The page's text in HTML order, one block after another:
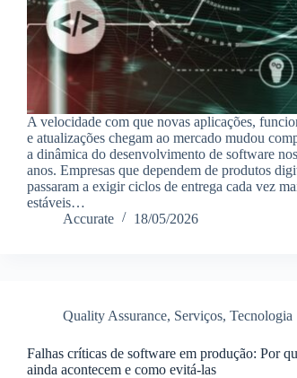
A velocidade com que novas aplicações,
e atualizações chegam ao mercado mudou
a dinâmica do desenvolvimento de software
anos. Empresas que dependem de produtos
passaram a exigir ciclos de entrega cada vez
estáveis…
Accurate
18/05/2026
Quality Assurance, Serviços, Tecnologia
Falhas críticas de software em produção: Por
ainda acontecem e como evitá-las